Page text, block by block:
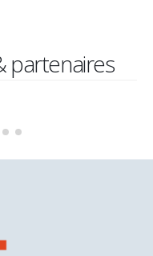
partenaires